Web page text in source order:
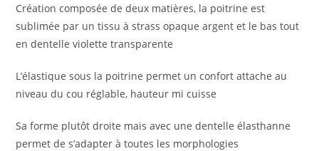
Création composée de deux matières, la poitrine est
sublimée par un tissu à strass opaque argent et le bas tout
en dentelle violette transparente
L’élastique sous la poitrine permet un confort attache au
niveau du cou réglable, hauteur mi cuisse
Sa forme plutôt droite mais avec une dentelle élasthanne
permet de s’adapter à toutes les morphologies